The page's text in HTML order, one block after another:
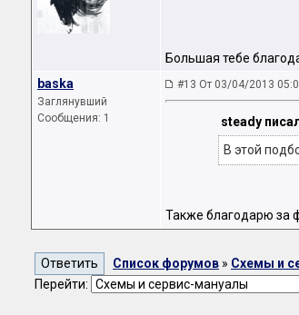
Большая тебе
baska
Заглянувший
Сообщения: 1
#13 От 03/04/2013
steady
В этой
Также благодарю за
Список форумов » Схемы и
Перейти: